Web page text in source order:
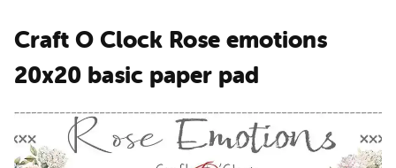
Craft O Clock Rose emotions
20x20 basic paper pad